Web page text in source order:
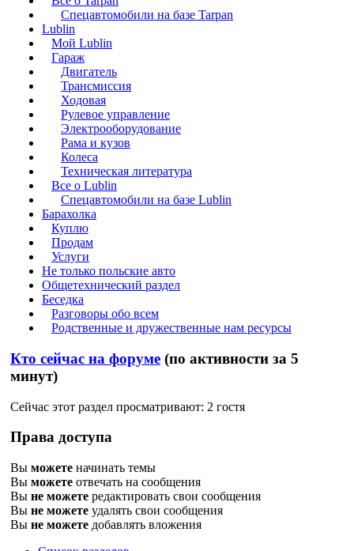
Спецавтомобили на базе Tarpan
Lublin
Мой Lublin
Гараж
Двигатель
Трансмиссия
Ходовая
Рулевое управление
Электрооборудование
Рама и кузов
Колеса
Техническая литература
Все о Lublin
Спецавтомобили на базе Lublin
Барахолка
Куплю
Продам
Услуги
Не только польские авто
Общетехнический раздел
Беседка
Разговоры обо всем
Родственные и дружественные нам ресурсы
Кто сейчас на форуме (по активности за 5
минут)
Сейчас этот раздел просматривают: 2 гостя
Права доступа
Вы можете начинать темы
Вы можете отвечать на сообщения
Вы не можете редактировать свои сообщения
Вы не можете удалять свои сообщения
Вы не можете добавлять вложения